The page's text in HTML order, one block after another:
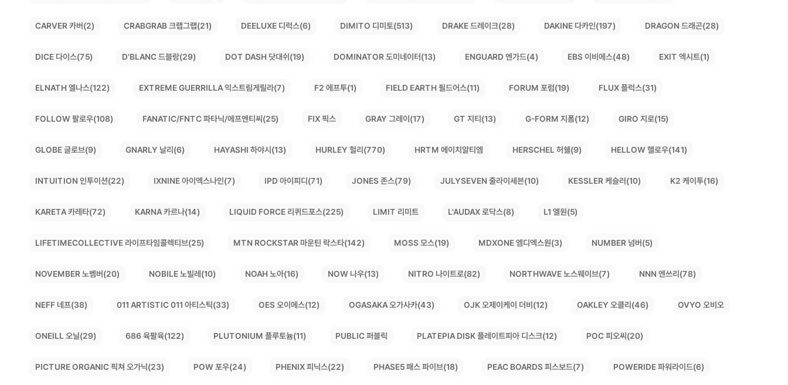
CARVER 카버(2) CRABGRAB 크랩그랩(21) DEELUXE 디럭스(6) DIMITO 디미토(513) DRAKE 드레이크(28) DAKINE 다카인(197) DRAGON 드래곤(28)
DICE 다이스(75) D'BLANC 드블랑(29) DOT DASH 닷대쉬(19) DOMINATOR 도미네이터(13) ENGUARD 엔가드(4) EBS 이비에스(48) EXIT 엑시트(1)
ELNATH 엘나스(122) EXTREME GUERRILLA 익스트림게릴라(7) F2 에프투(1) FIELD EARTH 필드어스(11) FORUM 포럼(19) FLUX 플럭스(31)
FOLLOW 팔로우(108) FANATIC/FNTC 파타닉/에프엔티씨(25) FIX 픽스 GRAY 그레이(17) GT 지티(13) G-FORM 지폼(12) GIRO 지로(15)
GLOBE 글로브(9) GNARLY 날리(6) HAYASHI 하야시(13) HURLEY 헐리(770) HRTM 에이치알티엠 HERSCHEL 허쉘(9) HELLOW 헬로우(141)
INTUITION 인투이션(22) IXNINE 아이엑스나인(7) IPD 아이피디(71) JONES 존스(79) JULYSEVEN 줄라이세븐(10) KESSLER 케슬러(10) K2 케이투(16)
KARETA 카레타(72) KARNA 카르나(14) LIQUID FORCE 리퀴드포스(225) LIMIT 리미트 L'AUDAX 로닥스(8) L1 엘원(5)
LIFETIMECOLLECTIVE 라이프타임콜렉티브(25) MTN ROCKSTAR 마운틴 락스타(142) MOSS 모스(19) MDXONE 엠디엑스원(3) NUMBER 넘버(5)
NOVEMBER 노벰버(20) NOBILE 노빌레(10) NOAH 노아(16) NOW 나우(13) NITRO 나이트로(82) NORTHWAVE 노스웨이브(7) NNN 엔쓰리(78)
NEFF 네프(38) 011 ARTISTIC 011 아티스틱(33) OES 오이에스(12) OGASAKA 오가사카(43) OJK 오제이케이 더비(12) OAKLEY 오클리(46) OVYO 오비오
ONEILL 오닐(29) 686 육팔육(122) PLUTONIUM 플루토늄(11) PUBLIC 퍼블릭 PLATEPIA DISK 플레이트피아 디스크(12) POC 피오씨(20)
PICTURE ORGANIC 픽쳐 오가닉(23) POW 포우(24) PHENIX 피닉스(22) PHASE5 패스 파이브(18) PEAC BOARDS 피스보드(7) POWERIDE 파워라이드(6)